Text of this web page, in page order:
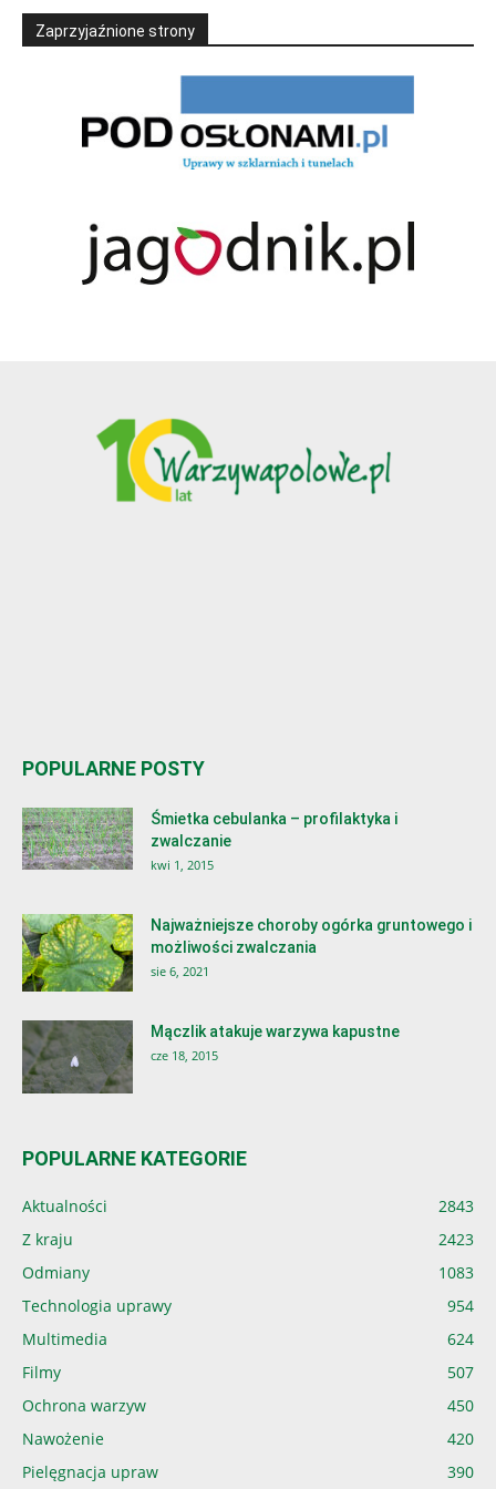
Zaprzyjaźnione strony
POPULARNE POSTY
Śmietka cebulanka – profilaktyka i
zwalczanie
kwi 1, 2015
Najważniejsze choroby ogórka gruntowego i
możliwości zwalczania
sie 6, 2021
Mączlik atakuje warzywa kapustne
cze 18, 2015
POPULARNE KATEGORIE
Aktualności
2843
Z kraju
2423
Odmiany
1083
Technologia uprawy
954
Multimedia
624
Filmy
507
Ochrona warzyw
450
Nawożenie
420
Pielęgnacja upraw
390